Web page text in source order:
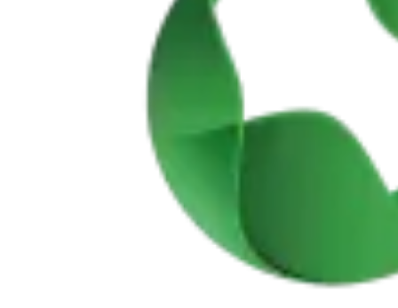
Costa Prata - Rota Atlântica Portuguesa - Top Bike Tours